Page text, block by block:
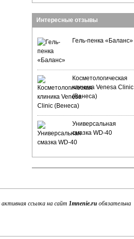
Интересные отзывы
Гель-пенка «Баланс»
Косметологическая
клиника Venesa Clinic
(Венеса)
Универсальная
смазка WD-40
ссылка на сайт 1mnenie.ru обязательна